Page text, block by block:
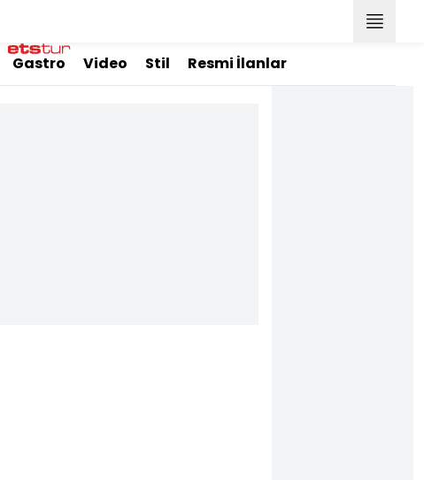
Gastro Video Stil Resmi İlanlar